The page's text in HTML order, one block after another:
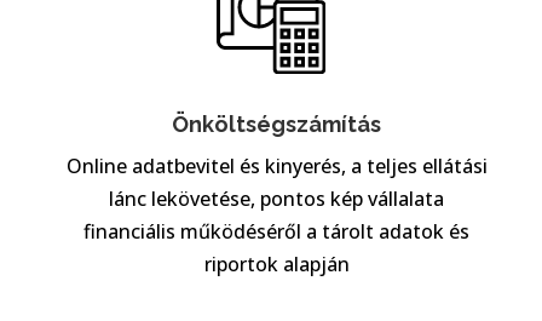
Önköltségszámítás
Online adatbevitel és kinyerés, a teljes ellátási
lánc lekövetése, pontos kép vállalata
financiális működéséről a tárolt adatok és
riportok alapján